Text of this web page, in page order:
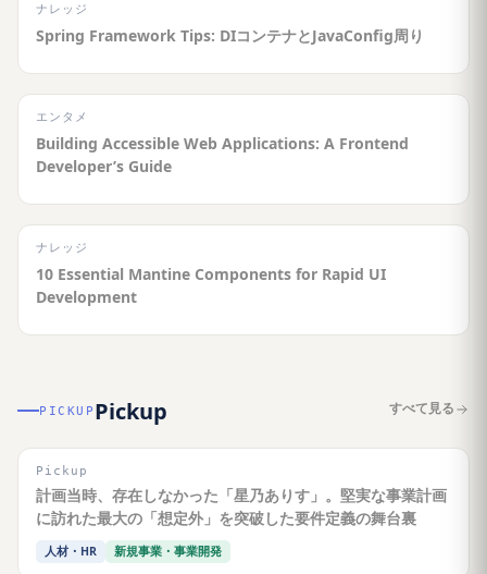
ナレッジ
Spring Framework Tips: DIコンテナとJavaConfig周り
エンタメ
Building Accessible Web Applications: A Frontend
Developer’s Guide
ナレッジ
10 Essential Mantine Components for Rapid UI
Development
PICKUP Pickup すべて見る
Pickup
計画当時、存在しなかった「星乃ありす」。堅実な事業計画
に訪れた最大の「想定外」を突破した要件定義の舞台裏
人材・HR 新規事業・事業開発